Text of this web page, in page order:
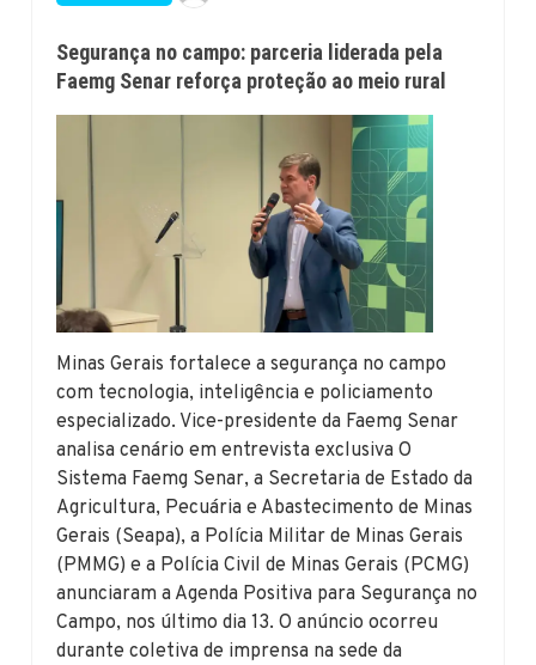
Segurança no campo: parceria liderada pela
Faemg Senar reforça proteção ao meio rural
Minas Gerais fortalece a segurança no campo
com tecnologia, inteligência e policiamento
especializado. Vice-presidente da Faemg Senar
analisa cenário em entrevista exclusiva O
Sistema Faemg Senar, a Secretaria de Estado da
Agricultura, Pecuária e Abastecimento de Minas
Gerais (Seapa), a Polícia Militar de Minas Gerais
(PMMG) e a Polícia Civil de Minas Gerais (PCMG)
anunciaram a Agenda Positiva para Segurança no
Campo, nos último dia 13. O anúncio ocorreu
durante coletiva de imprensa na sede da